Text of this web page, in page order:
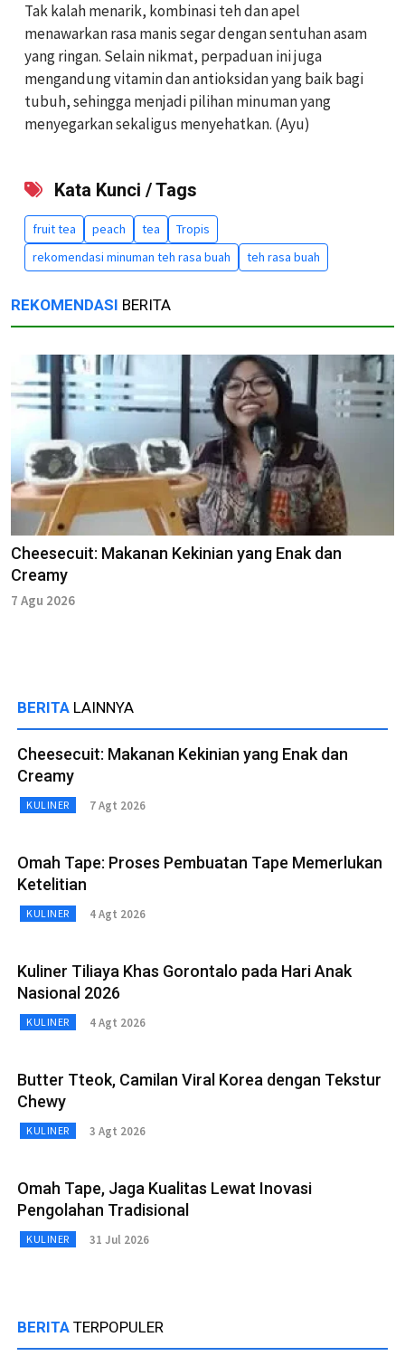
Tak kalah menarik, kombinasi teh dan apel
menawarkan rasa manis segar dengan sentuhan asam
yang ringan. Selain nikmat, perpaduan ini juga
mengandung vitamin dan antioksidan yang baik bagi
tubuh, sehingga menjadi pilihan minuman yang
menyegarkan sekaligus menyehatkan. (Ayu)
Kata Kunci / Tags
fruit tea peach tea
Tropis
rekomendasi minuman teh rasa buah
teh rasa buah
REKOMENDASI BERITA
Cheesecuit: Makanan Kekinian yang Enak dan
Creamy
7 Agu 2026
BERITA LAINNYA
Cheesecuit: Makanan Kekinian yang Enak dan
Creamy
KULINER 7 Agt 2026
Omah Tape: Proses Pembuatan Tape Memerlukan
Ketelitian
KULINER 4 Agt 2026
Kuliner Tiliaya Khas Gorontalo pada Hari Anak
Nasional 2026
KULINER 4 Agt 2026
Butter Tteok, Camilan Viral Korea dengan Tekstur
Chewy
KULINER 3 Agt 2026
Omah Tape, Jaga Kualitas Lewat Inovasi
Pengolahan Tradisional
KULINER 31 Jul 2026
BERITA TERPOPULER